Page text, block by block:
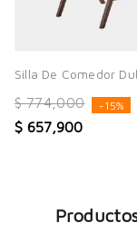
Silla De Comedor
$ 774,000
-15%
$ 657,900